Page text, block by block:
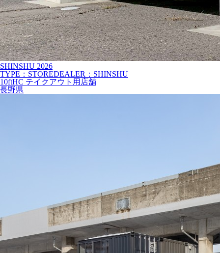
SHINSHU 2026
TYPE：STOREDEALER：SHINSHU
10ftHC テイクアウト用店舗
長野県